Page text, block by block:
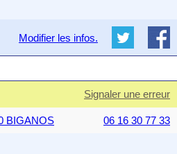
Modifier les infos.
Signaler une erreur
BIGANOS 06 16 30 77 33